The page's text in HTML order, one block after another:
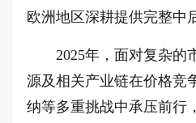
欧洲地区深耕提供完整中
2025年，面对复杂的
源及相关产业链在价格竞
纳等多重挑战中承压前行